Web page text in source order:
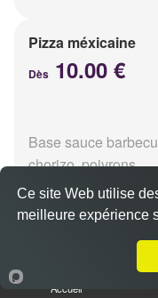
Pizza méxicaine
Dès 10.00 €
Base sauce
chorizo, poivrons
Accueil
Ce site Web utilise
meilleure expérience